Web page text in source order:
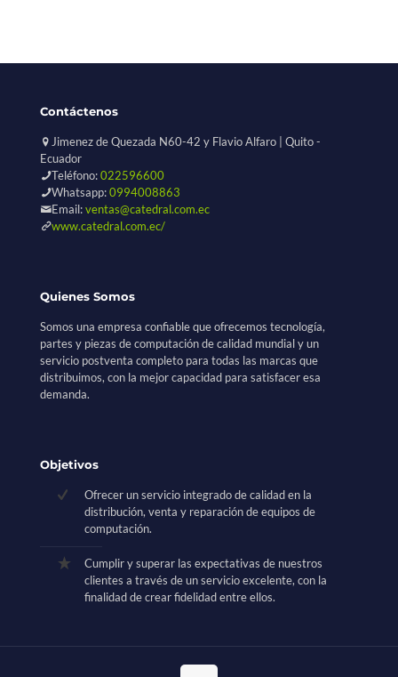
Contáctenos
Jimenez de Quezada N60-42 y Flavio Alfaro | Quito -
Ecuador
Teléfono:022596600
Whatsapp:0994008863
Email:ventas@catedral.com.ec
www.catedral.com.ec/
Quienes Somos
Somos una empresa confiable que ofrecemos tecnología,
partes y piezas de computación de calidad mundial y un
servicio postventa completo para todas las marcas que
distribuimos, con la mejor capacidad para satisfacer esa
demanda.
Objetivos
Ofrecer un servicio integrado de calidad en la
distribución, venta y reparación de equipos de
computación.
Cumplir y superar las expectativas de nuestros
clientes a través de un servicio excelente, con la
finalidad de crear fidelidad entre ellos.